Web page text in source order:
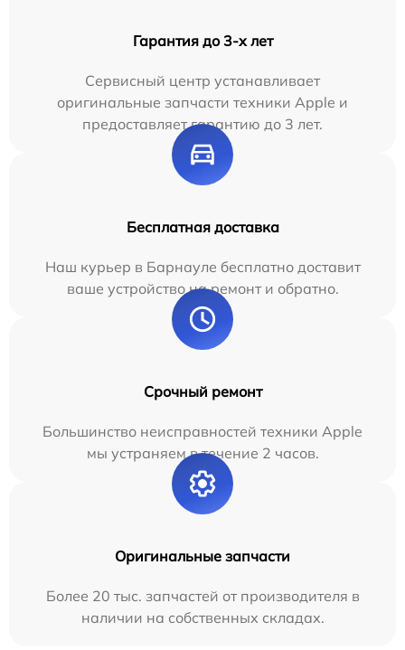
Гарантия до 3-х лет
Сервисный центр устанавливает
оригинальные запчасти техники Apple и
предоставляет гарантию до 3 лет.
Бесплатная доставка
Наш курьер в Барнауле бесплатно доставит
ваше устройство на ремонт и обратно.
Срочный ремонт
Большинство неисправностей техники Apple
мы устраняем в течение 2 часов.
Оригинальные запчасти
Более 20 тыс. запчастей от производителя в
наличии на собственных складах.